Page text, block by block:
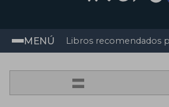
MENÚ Libros recomendados
=